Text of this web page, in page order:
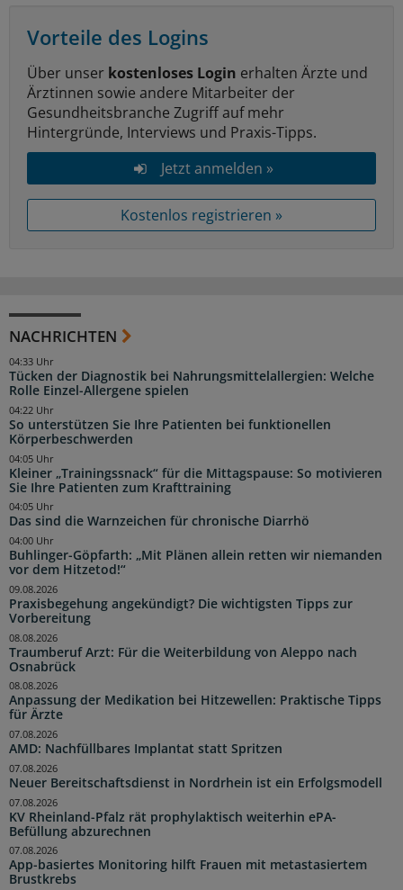
Vorteile des Logins
Über unser kostenloses Login erhalten Ärzte und
Ärztinnen sowie andere Mitarbeiter der
Gesundheitsbranche Zugriff auf mehr
Hintergründe, Interviews und Praxis-Tipps.
Jetzt anmelden »
Kostenlos registrieren »
NACHRICHTEN
Tücken der Diagnostik bei Nahrungsmittelallergien: Welche
Rolle Einzel-Allergene spielen
04:33 Uhr
So unterstützen Sie Ihre Patienten bei funktionellen
Körperbeschwerden
04:22 Uhr
Kleiner „Trainingssnack“ für die Mittagspause: So motivieren
Sie Ihre Patienten zum Krafttraining
04:05 Uhr
Das sind die Warnzeichen für chronische Diarrhö
04:05 Uhr
Buhlinger-Göpfarth: „Mit Plänen allein retten wir niemanden
vor dem Hitzetod!“
04:00 Uhr
Praxisbegehung angekündigt? Die wichtigsten Tipps zur
Vorbereitung
09.08.2026
Traumberuf Arzt: Für die Weiterbildung von Aleppo nach
Osnabrück
08.08.2026
Anpassung der Medikation bei Hitzewellen: Praktische Tipps
für Ärzte
08.08.2026
AMD: Nachfüllbares Implantat statt Spritzen
07.08.2026
Neuer Bereitschaftsdienst in Nordrhein ist ein Erfolgsmodell
07.08.2026
KV Rheinland-Pfalz rät prophylaktisch weiterhin ePA-
Befüllung abzurechnen
07.08.2026
App-basiertes Monitoring hilft Frauen mit metastasiertem
Brustkrebs
07.08.2026